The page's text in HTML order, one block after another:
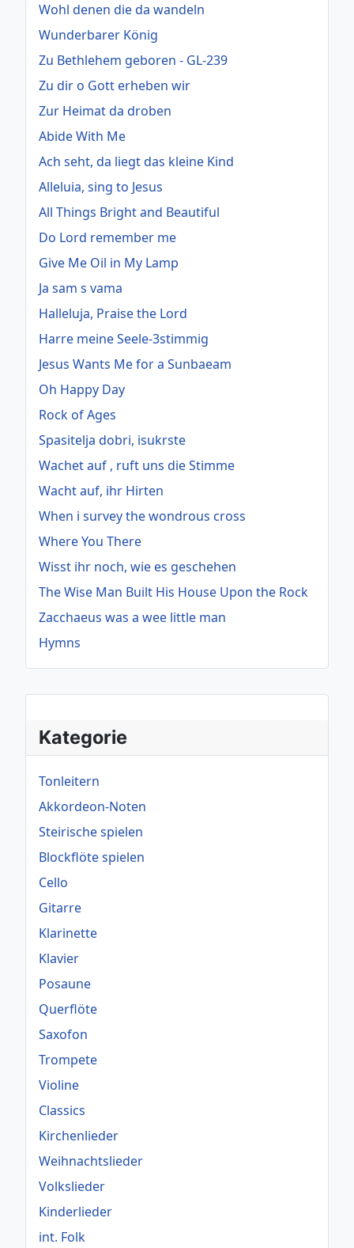
Kategorie
Tonleitern
Akkordeon-Noten
Steirische spielen
Blockflöte spielen
Cello
Gitarre
Klarinette
Klavier
Posaune
Querflöte
Saxofon
Trompete
Violine
Classics
Kirchenlieder
Weihnachtslieder
Volkslieder
Kinderlieder
int. Folk
Wohl denen die da wandeln
Wunderbarer König
Zu Bethlehem geboren - GL-239
Zu dir o Gott erheben wir
Zur Heimat da droben
Abide With Me
Ach seht, da liegt das kleine Kind
Alleluia, sing to Jesus
All Things Bright and Beautiful
Do Lord remember me
Give Me Oil in My Lamp
Ja sam s vama
Halleluja, Praise the Lord
Harre meine Seele-3stimmig
Jesus Wants Me for a Sunbaeam
Oh Happy Day
Rock of Ages
Spasitelja dobri, isukrste
Wachet auf , ruft uns die Stimme
Wacht auf, ihr Hirten
When i survey the wondrous cross
Where You There
Wisst ihr noch, wie es geschehen
The Wise Man Built His House Upon the Rock
Zacchaeus was a wee little man
Hymns